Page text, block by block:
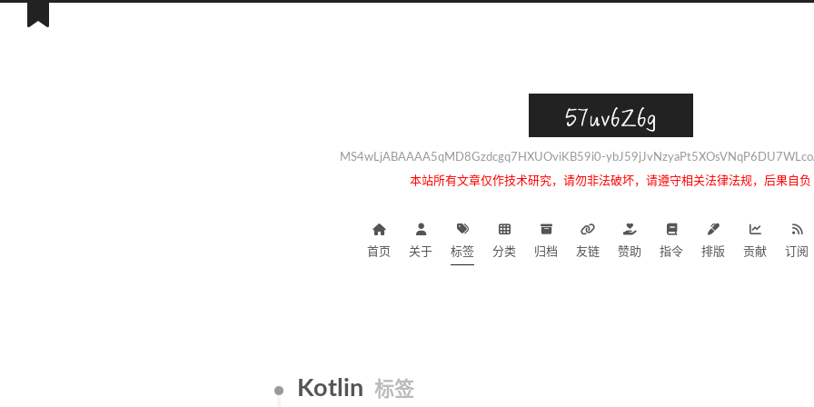
57uv6Z6g
MS4wLjABAAAA5qMD8Gzdcgq7HXUOviKB59i0-
本站所有文章仅作技术研究，请勿非法破坏，请遵守相关法律法规，后果自负
首页 关于 标签 分类 归档 友链 赞助 指令 排版 贡献 订阅
Kotlin 标签